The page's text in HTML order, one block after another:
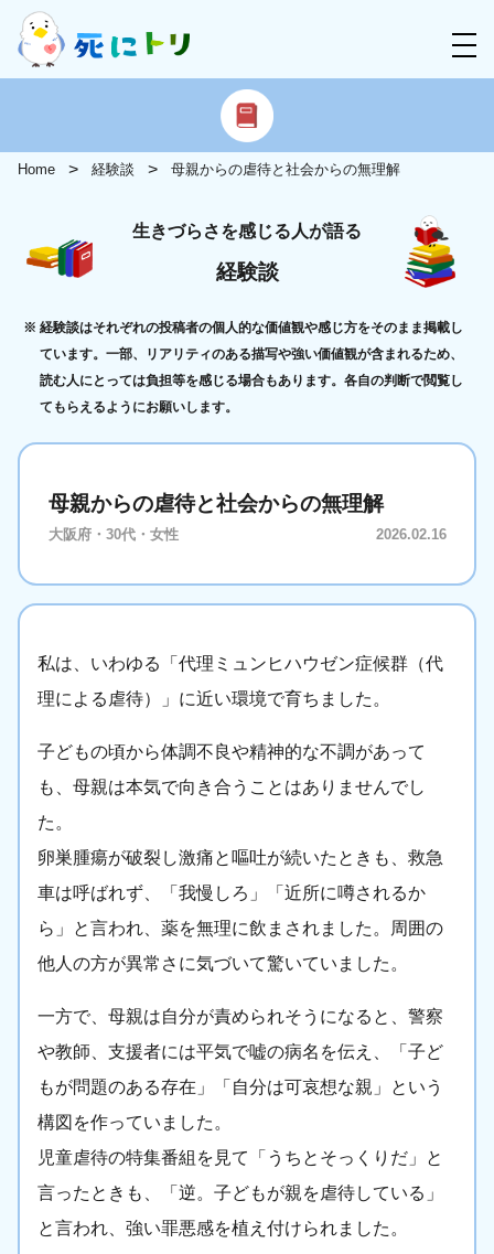
Home 経験談 母親からの虐待と社会からの無理解
生きづらさを感じる人が語る
経験談
経験談はそれぞれの投稿者の個人的な価値観や感じ方をそのまま掲載し
ています。一部、リアリティのある描写や強い価値観が含まれるため、
読む人にとっては負担等を感じる場合もあります。各自の判断で閲覧し
てもらえるようにお願いします。
母親からの虐待と社会からの無理解
大阪府・30代・女性 2026.02.16
私は、いわゆる「代理ミュンヒハウゼン症候群（代
理による虐待）」に近い環境で育ちました。
子どもの頃から体調不良や精神的な不調があって
も、母親は本気で向き合うことはありませんでし
た。
卵巣腫瘍が破裂し激痛と嘔吐が続いたときも、救急
車は呼ばれず、「我慢しろ」「近所に噂されるか
ら」と言われ、薬を無理に飲まされました。周囲の
他人の方が異常さに気づいて驚いていました。
一方で、母親は自分が責められそうになると、警察
や教師、支援者には平気で嘘の病名を伝え、「子ど
もが問題のある存在」「自分は可哀想な親」という
構図を作っていました。
児童虐待の特集番組を見て「うちとそっくりだ」と
言ったときも、「逆。子どもが親を虐待している」
と言われ、強い罪悪感を植え付けられました。